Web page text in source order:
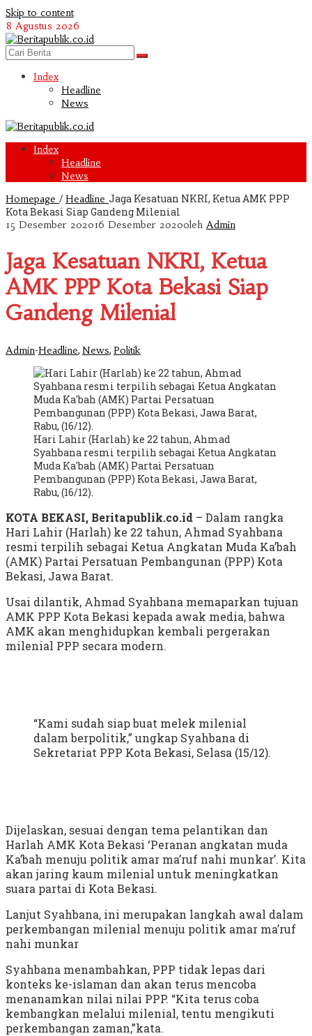
Skip to content
8 Agustus 2026
Index
Headline
News
Index
Headline
News
Homepage /Headline Jaga Kesatuan NKRI, Ketua AMK PPP
Kota Bekasi Siap Gandeng Milenial
15 Desember 202016 Desember 2020oleh Admin
Jaga Kesatuan NKRI, Ketua
AMK PPP Kota Bekasi Siap
Gandeng Milenial
Admin-Headline, News, Politik
Hari Lahir (Harlah) ke 22 tahun, Ahmad
Syahbana resmi terpilih sebagai Ketua Angkatan
Muda Ka'bah (AMK) Partai Persatuan
Pembangunan (PPP) Kota Bekasi, Jawa Barat,
Rabu, (16/12).
KOTA BEKASI, Beritapublik.co.id – Dalam rangka
Hari Lahir (Harlah) ke 22 tahun, Ahmad Syahbana
resmi terpilih sebagai Ketua Angkatan Muda Ka’bah
(AMK) Partai Persatuan Pembangunan (PPP) Kota
Bekasi, Jawa Barat.
Usai dilantik, Ahmad Syahbana memaparkan tujuan
AMK PPP Kota Bekasi kepada awak media, bahwa
AMK akan menghidupkan kembali pergerakan
milenial PPP secara modern.
“Kami sudah siap buat melek milenial
dalam berpolitik,” ungkap Syahbana di
Sekretariat PPP Kota Bekasi, Selasa (15/12).
Dijelaskan, sesuai dengan tema pelantikan dan
Harlah AMK Kota Bekasi ‘Peranan angkatan muda
Ka’bah menuju politik amar ma’ruf nahi munkar’. Kita
akan jaring kaum milenial untuk meningkatkan
suara partai di Kota Bekasi.
Lanjut Syahbana, ini merupakan langkah awal dalam
perkembangan milenial menuju politik amar ma’ruf
nahi munkar
Syahbana menambahkan, PPP tidak lepas dari
konteks ke-islaman dan akan terus mencoba
menanamkan nilai nilai PPP. “Kita terus coba
kembangkan melalui milenial, tentu mengikuti
perkembangan zaman,”kata.